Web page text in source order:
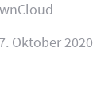
Oktober 2020